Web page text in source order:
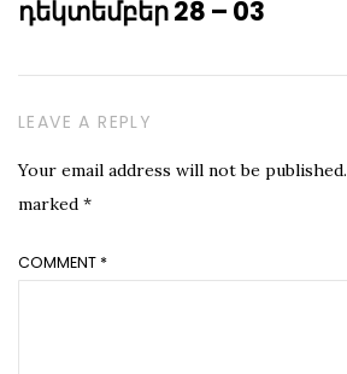
դեկտեմբեր 28 – 03
LEAVE A REPLY
Your email address will not be published.
marked *
COMMENT *